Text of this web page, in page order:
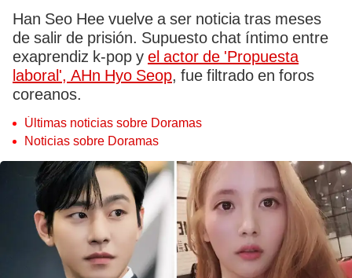
Han Seo Hee vuelve a ser noticia tras meses
de salir de prisión. Supuesto chat íntimo entre
exaprendiz k-pop y el actor de 'Propuesta
laboral', AHn Hyo Seop, fue filtrado en foros
coreanos.
Últimas noticias sobre Doramas
Noticias sobre Doramas